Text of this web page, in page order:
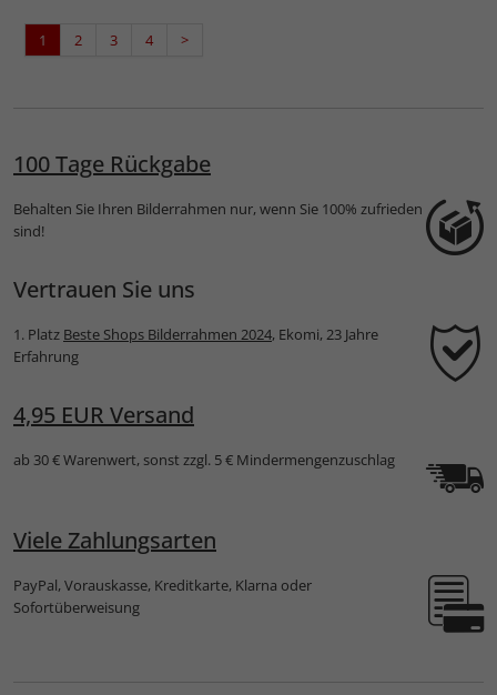
1 2 3 4 >
100 Tage Rückgabe
Behalten Sie Ihren Bilderrahmen nur, wenn Sie 100% zufrieden
sind!
Vertrauen Sie uns
1. Platz Beste Shops Bilderrahmen 2024, Ekomi, 23 Jahre
Erfahrung
4,95 EUR Versand
ab 30 € Warenwert, sonst zzgl. 5 € Mindermengenzuschlag
Viele Zahlungsarten
PayPal, Vorauskasse, Kreditkarte, Klarna oder
Sofortüberweisung